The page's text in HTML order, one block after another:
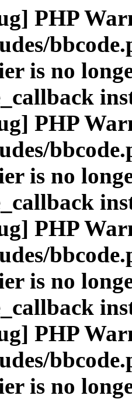
PHP
is no
PHP
is no
PHP
is no
PHP
is no